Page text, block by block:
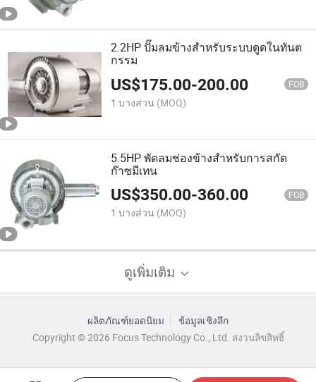
2.2HP ปั๊มลมข้างสำหรับระบบดูดในทันต
กรรม
US$175.00-200.00 FOB
1 บางส่วน (MOQ)
5.5HP พัดลมช่องข้างสำหรับการสกัด
ก๊าซมีเทน
US$350.00-360.00 FOB
1 บางส่วน (MOQ)
ดูเพิ่มเติม
ผลิตภัณฑ์ยอดนิยม
ข้อมูลเชิงลึก
Copyright © 2026 Focus Technology Co., Ltd. สงวนลิขสิทธิ์